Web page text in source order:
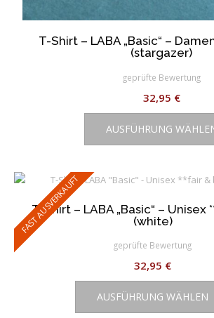
T-Shirt – LABA „Basic“ –
(stargazer)
geprüfte Bewertung
32,95 €
AUSFÜHRUNG
FAST AUSVERKAUFT
T-Shirt – LABA „Basic“ – Unisex
(white)
geprüfte Bewertung
32,95 €
AUSFÜHRUNG WÄHLEN